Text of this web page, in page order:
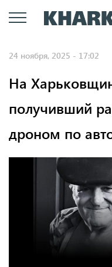
24 ноября, 2025 - 17:02
На
получивший
дроном по